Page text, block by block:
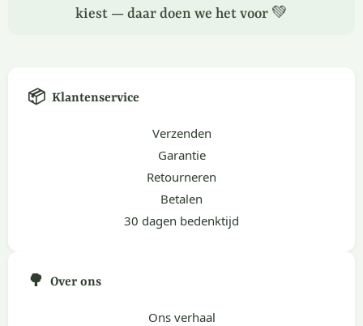
kiest — daar doen we het voor 💚
📦 Klantenservice
Verzenden
Garantie
Retourneren
Betalen
30 dagen bedenktijd
🌳 Over ons
Ons verhaal